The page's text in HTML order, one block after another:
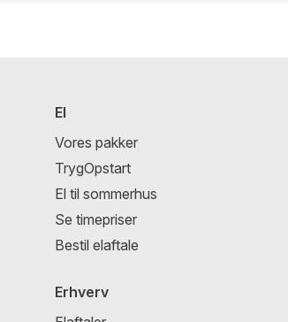
El
Vores pakker
TrygOpstart
El til sommerhus
Se timepriser
Bestil elaftale
Erhverv